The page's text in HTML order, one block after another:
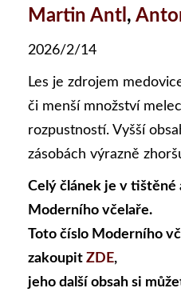
Martin Antl ,
2026/2/14
Les je zdrojem
či menší množství
rozpustností. Vyšší
zásobách výrazně
Celý článek je v
Moderního včelaře.
Toto číslo Moderního
zakoupit ZDE,
jeho další obsah si